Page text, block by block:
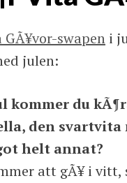
swapen i
julen:
kommer du
den svartvita
helt annat?
att gÃ¥ i